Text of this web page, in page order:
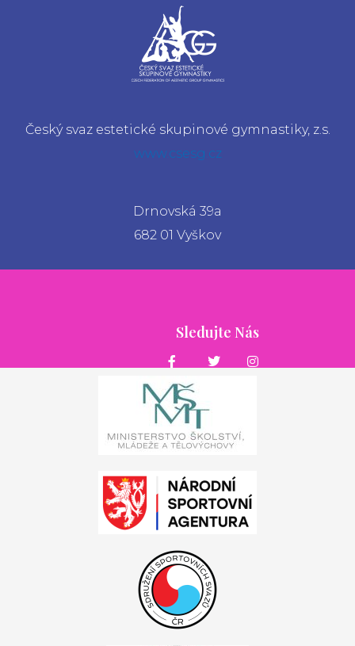
Český svaz estetické skupinové gymnastiky, z.s.
www.csesg.cz
Drnovská 39a
682 01 Vyškov
Sledujte Nás